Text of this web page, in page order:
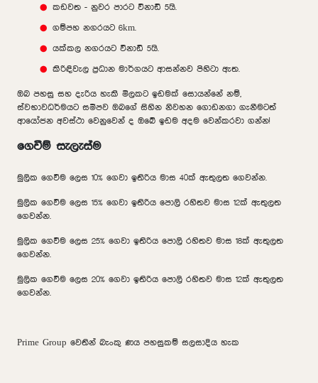
කඩවත - නුවර පාරට විනාඩි 5යි.
ගම්පහ නගරයට 6km.
යක්කල නගරයට විනාඩි 5යි.
කිරිඳිවැල ප්‍රධාන මාර්ගයට ආසන්නව පිහිටා ඇත.
ඔබ පහසු සහ දැරිය හැකි මිලකට ඉඩමක් සොයන්නේ නම්,
ස්වභාවධර්මයට සමීපව ඔබගේ සිහින නිවහන ගොඩනගා ගැනීමටත්
ආයෝජන අවස්ථා වෙනුවෙන් ද ඔබේ ඉඩම අදම වෙන්කරවා ගන්න!
ගෙවීම් සැලැස්ම
මුලික ගෙවීම ලෙස 10% ගෙවා ඉතිරිය මාස 40ක් ඇතුලත ගෙවන්න.
මුලික ගෙවීම ලෙස 15% ගෙවා ඉතිරිය පොලි රහිතව මාස 12ක් ඇතුලත
ගෙවන්න.
මුලික ගෙවීම ලෙස 25% ගෙවා ඉතිරිය පොලි රහිතව මාස 18ක් ඇතුලත
ගෙවන්න.
මුලික ගෙවීම ලෙස 20% ගෙවා ඉතිරිය පොලි රහිතව මාස 12ක් ඇතුලත
ගෙවන්න.
Prime Group වෙතින් බැංකු ණය පහසුකම් සලසාදිය හැක